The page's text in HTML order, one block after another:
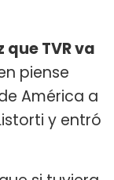
que TVR va
piense
América a
y entró